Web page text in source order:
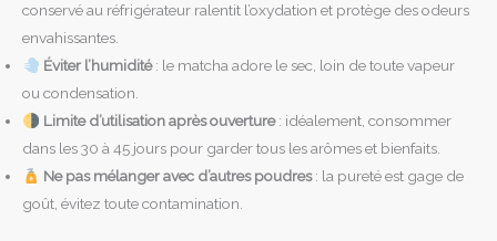
conservé au réfrigérateur ralentit l’oxydation et protège des odeurs
envahissantes.
Éviter l’humidité: le matcha adore le sec, loin de toute vapeur
ou condensation.
Limite d’utilisation après ouverture: idéalement, consommer
dans les 30 à 45 jours pour garder tous les arômes et bienfaits.
Ne pas mélanger avec d’autres poudres: la pureté est gage de
goût, évitez toute contamination.